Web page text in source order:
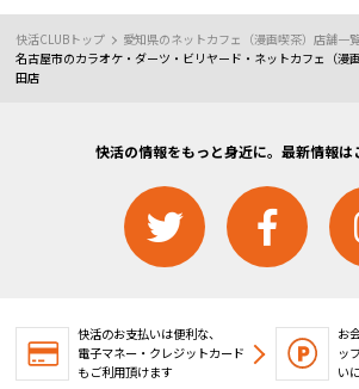
快活CLUBトップ
愛知県のネットカフェ（漫画喫茶）店舗一
名古屋市のカラオケ・ダーツ・ビリヤード・ネットカフェ（漫
田店
快活の情報をもっと身近に。最新情報は
快活のお支払いは便利な、
電子マネー・クレジットカード
もご利用頂けます
お
ッ
い